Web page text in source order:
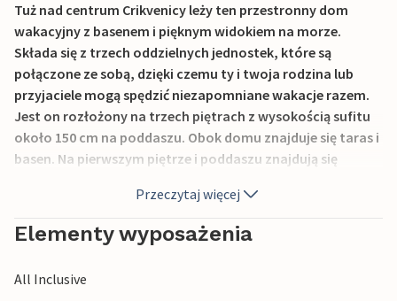
Tuż nad centrum Crikvenicy leży ten przestronny dom
wakacyjny z basenem i pięknym widokiem na morze.
Składa się z trzech oddzielnych jednostek, które są
połączone ze sobą, dzięki czemu ty i twoja rodzina lub
przyjaciele mogą spędzić niezapomniane wakacje razem.
Jest on rozłożony na trzech piętrach z wysokością sufitu
około 150 cm na poddaszu. Obok domu znajduje się taras i
basen. Na pierwszym piętrze i poddaszu znajdują się
kawę ze wspaniałą panoramą. Aby dotrzeć do morza na
piechotę, istnieje możliwość zejścia ścieżką dla pieszych.
Crikvenica jest znanym miejscem wakacyjnym, które
beztroskiego pobytu.
Przeczytaj więcej
Elementy wyposażenia
All Inclusive